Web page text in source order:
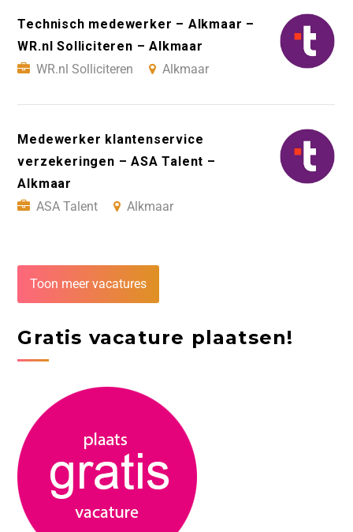
Technisch medewerker – Alkmaar –
WR.nl Solliciteren – Alkmaar
WR.nl Solliciteren
Alkmaar
Medewerker klantenservice
verzekeringen – ASA Talent –
Alkmaar
ASA Talent
Alkmaar
Toon meer vacatures
Gratis vacature plaatsen!